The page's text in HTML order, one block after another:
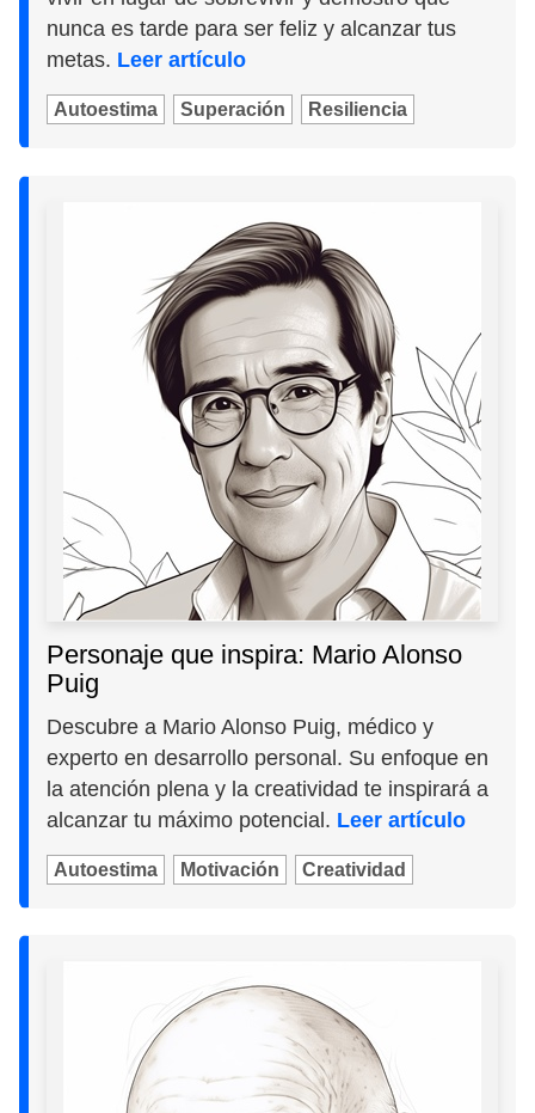
nunca es tarde para ser feliz y alcanzar tus
metas. Leer artículo
Autoestima Superación Resiliencia
Personaje que inspira: Mario Alonso
Puig
Descubre a Mario Alonso Puig, médico y
experto en desarrollo personal. Su enfoque en
la atención plena y la creatividad te inspirará a
alcanzar tu máximo potencial. Leer artículo
Autoestima Motivación Creatividad